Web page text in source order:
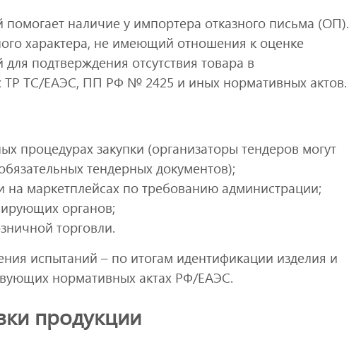
наличие у импортера отказного письма (ОП).
характера, не имеющий отношения к оценке
подтверждения отсутствия товара в
ТР ТС/ЕАЭС, ПП РФ № 2425 и иных нормативных актов.
процедурах закупки (организаторы тендеров могут
тендерных документов);
на маркетплейсах по требованию администрации;
органов;
торговли.
испытаний – по итогам идентификации изделия и
нормативных актах РФ/ЕАЭС.
продукции